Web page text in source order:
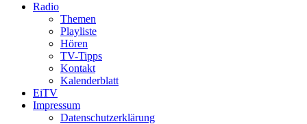
Radio
Themen
Playliste
Hören
TV-Tipps
Kontakt
Kalenderblatt
EiTV
Impressum
Datenschutzerklärung